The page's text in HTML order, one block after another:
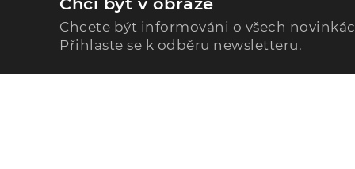
Chcete být informováni o všech
Přihlaste se k odběru newsletteru.